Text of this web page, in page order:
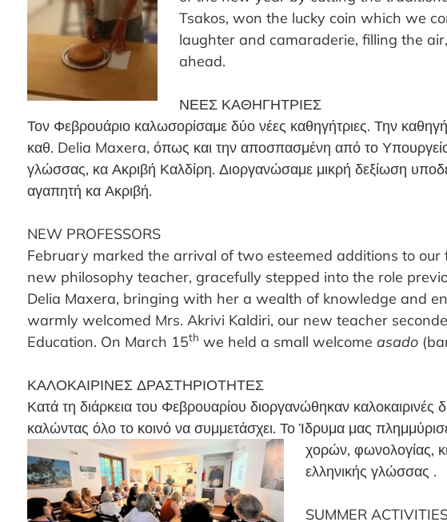
Tsakos, won the lucky coin which we
laughter and camaraderie, filling the
ahead.
ΝΕΕΣ ΚΑΘΗΓΗΤΡΙΕΣ
Τον Φεβρουάριο καλωσορίσαμε δύο νέες καθηγήτριες. Την
καθ. Delia Maxera, όπως και την αποσπασμένη από το Υπουργείο
γλώσσας, κα Ακριβή Καλδίρη. Διοργανώσαμε μικρή δεξίωση
αγαπητή κα Ακριβή.
NEW PROFESSORS
February marked the arrival of two esteemed additions to our
new philosophy teacher, gracefully stepped into the role
Delia Maxera, bringing with her a wealth of knowledge and
warmly welcomed Mrs. Akrivi Kaldiri, our new teacher
Education. On March 15th we held a small welcome asado
ΚΑΛΟΚΑΙΡΙΝΕΣ ΔΡΑΣΤΗΡΙΟΤΗΤΕΣ
Κατά τη διάρκεια του Φεβρουαρίου διοργανώθηκαν καλοκαιρινές
καλώντας όλο το κοινό να συμμετάσχει. Το Ίδρυμα μας
χορών, φωνολογίας,
ελληνικής γλώσσας .
SUMMER